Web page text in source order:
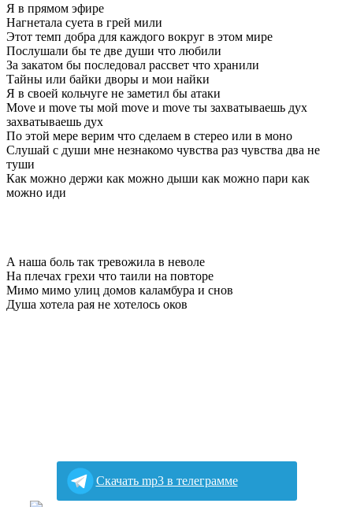
Я в прямом эфире
Нагнетала суета в грей мили
Этот темп добра для каждого вокруг в этом мире
Послушали бы те две души что любили
За закатом бы последовал рассвет что хранили
Тайны или байки дворы и мои найки
Я в своей кольчуге не заметил бы атаки
Move и move ты мой move и move ты захватываешь дух
захватываешь дух
По этой мере верим что сделаем в стерео или в моно
Слушай с души мне незнакомо чувства раз чувства два не
туши
Как можно держи как можно дыши как можно пари как
можно иди
А наша боль так тревожила в неволе
На плечах грехи что таили на повторе
Мимо мимо улиц домов каламбура и снов
Душа хотела рая не хотелось оков
Скачать mp3 в телеграмме